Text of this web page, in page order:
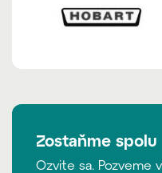
Zostaňme spolu
Ozvite sa. Pozveme